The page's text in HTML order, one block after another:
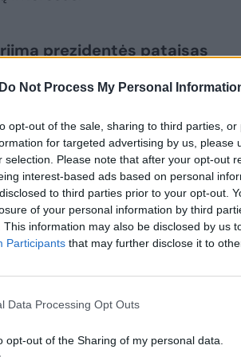
Do Not Process My Personal
opt-out of the sale, sharing to third parties,
for targeted advertising by us, please
selection. Please note that after your opt-out
interest-based ads based on personal
to third parties prior to your opt-out.
of your personal information by third
This information may also be disclosed by us
Participants that may further disclose it to
Data Processing Opt Outs
opt-out of the Sharing of my personal data.
prezidentės pataisas
iš naujo, Seimas kitą
Tokiam sprendimui reikia
turi dalyvauti mažiausiai 71
profesinės sąjungos. Už
konservatoriai ir
vadovė socialdemokratė
nariai gali netrukus